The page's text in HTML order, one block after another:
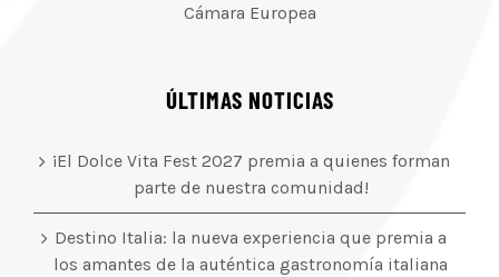
Cámara Europea
ÚLTIMAS NOTICIAS
¡El Dolce Vita Fest 2027 premia a quienes forman
parte de nuestra comunidad!
Destino Italia: la nueva experiencia que premia a
los amantes de la auténtica gastronomía italiana